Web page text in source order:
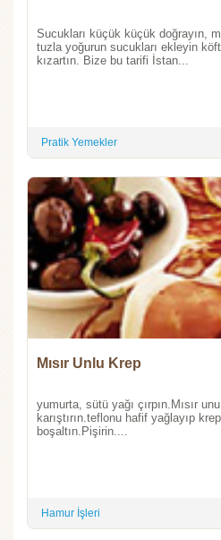
Sucukları küçük küçük doğrayın,
tuzla yoğurun sucukları ekleyin
kızartın. Bize bu tarifi İstan...
Pratik Yemekler
Mısır Unlu Krep
yumurta, sütü yağı çırpın.Mısır
karıştırın.teflonu hafif yağlayıp
boşaltın.Pişirin....
Hamur İşleri